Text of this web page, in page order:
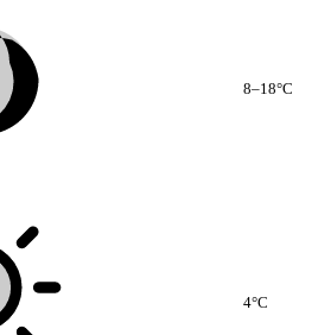
8–18°C
4°C